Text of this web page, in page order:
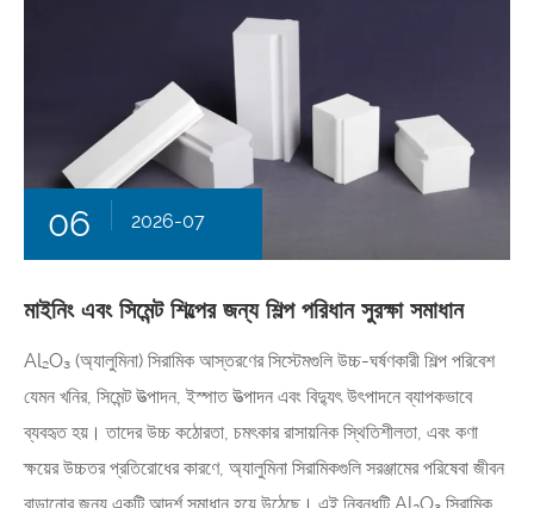
06 2026-07
মাইনিং এবং সিমেন্ট শিল্পের জন্য শিল্প পরিধান সুরক্ষা সমাধান
Al₂O₃ (অ্যালুমিনা) সিরামিক আস্তরণের সিস্টেমগুলি উচ্চ-ঘর্ষণকারী শিল্প পরিবেশ
যেমন খনির, সিমেন্ট উত্পাদন, ইস্পাত উত্পাদন এবং বিদ্যুৎ উৎপাদনে ব্যাপকভাবে
ব্যবহৃত হয়। তাদের উচ্চ কঠোরতা, চমৎকার রাসায়নিক স্থিতিশীলতা, এবং কণা
ক্ষয়ের উচ্চতর প্রতিরোধের কারণে, অ্যালুমিনা সিরামিকগুলি সরঞ্জামের পরিষেবা জীবন